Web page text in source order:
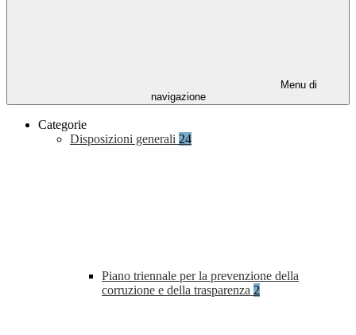
Menu di
navigazione
Categorie
Disposizioni generali 24
Piano triennale per la prevenzione della
corruzione e della trasparenza 2